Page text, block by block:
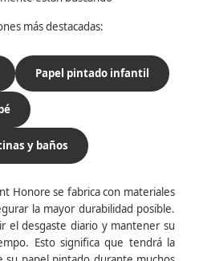
más destacadas:
Papel pintado infantil
y baños
Honore se fabrica con materiales
la mayor durabilidad posible.
el desgaste diario y mantener su
Esto significa que tendrá la